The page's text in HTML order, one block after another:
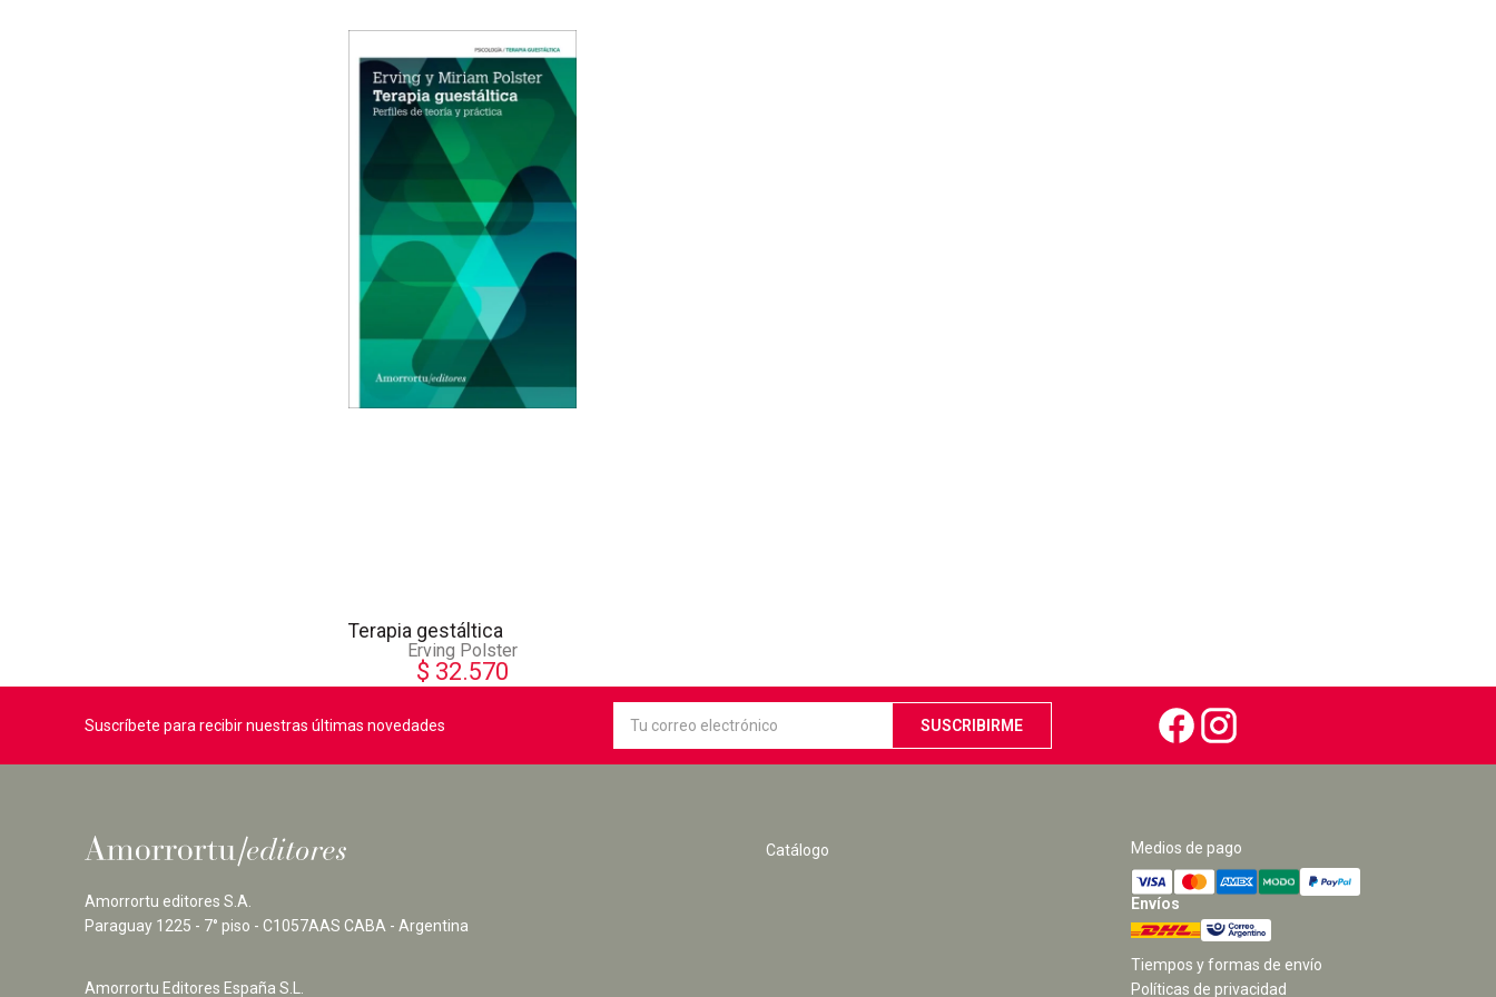
Terapia gestáltica
Erving Polster
$ 32.570
Suscríbete para recibir nuestras últimas novedades
Amorrortu editores S.A.
Paraguay 1225 - 7° piso - C1057AAS CABA - Argentina
Amorrortu Editores España S.L.
Catálogo Medios de pago
Envíos
Tiempos y formas de envío
Políticas de privacidad